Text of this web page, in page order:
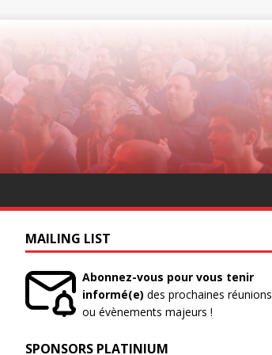
MAILING LIST
Abonnez-vous pour vous tenir
informé(e) des prochaines réunions
ou évènements majeurs !
SPONSORS PLATINIUM